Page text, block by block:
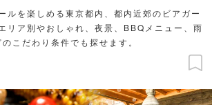
ルを楽しめる東京都内、都内近郊のビアガー
リア別やおしゃれ、夜景、BBQメニュー、雨
こだわり条件でも探せます。